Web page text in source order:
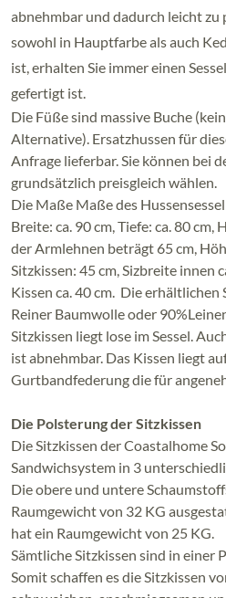
abnehmbar und dadurch leicht zu
sowohl in Hauptfarbe als auch
ist, erhalten Sie immer einen
gefertigt ist.
Die Füße sind massive Buche
Alternative). Ersatzhussen für
Anfrage lieferbar. Sie können bei
grundsätzlich preisgleich wählen.
Die Maße Maße des
Breite: ca. 90 cm, Tiefe: ca. 80 cm,
der Armlehnen beträgt 65 cm,
Sitzkissen: 45 cm, Sizbreite innen
Kissen ca. 40 cm. Die erhältlichen
Reiner Baumwolle oder
Sitzkissen liegt lose im Sessel.
ist abnehmbar. Das Kissen liegt
Gurtbandfederung die für
Die Polsterung der Sitzkissen
Die Sitzkissen der Coastalhome
Sandwichsystem in 3
Die obere und untere
Raumgewicht von 32 KG
hat ein Raumgewicht von 25 KG.
Sämtliche Sitzkissen sind in einer
Somit schaffen es die Sitzkissen